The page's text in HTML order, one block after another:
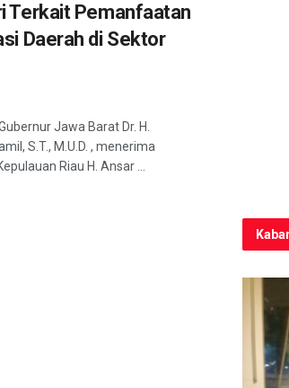
Terkait Pemanfaatan
Daerah di Sektor
Jawa Barat Dr. H.
S.T., M.U.D. , menerima
Riau H. Ansar ...
Kabar